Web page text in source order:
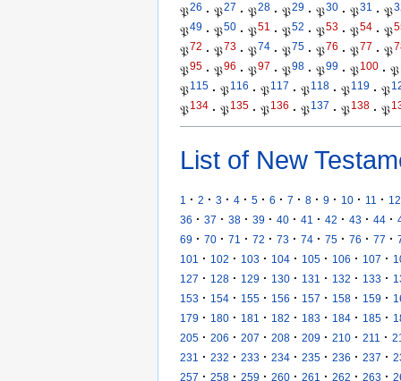
𝔓26 · 𝔓27 · 𝔓28 · 𝔓29 · 𝔓30 · 𝔓31 · 𝔓
𝔓49 · 𝔓50 · 𝔓51 · 𝔓52 · 𝔓53 · 𝔓54 · 𝔓
𝔓72 · 𝔓73 · 𝔓74 · 𝔓75 · 𝔓76 · 𝔓77 · 𝔓
𝔓95 · 𝔓96 · 𝔓97 · 𝔓98 · 𝔓99 · 𝔓100 · 𝔓
𝔓115 · 𝔓116 · 𝔓117 · 𝔓118 · 𝔓119 · 𝔓
𝔓134 · 𝔓135 · 𝔓136 · 𝔓137 · 𝔓138 · 𝔓
List of New
1 · 2 · 3 · 4 · 5 · 6 · 7 · 8 · 9 · 10 · 11 · 12
36 · 37 · 38 · 39 · 40 · 41 · 42 · 43 · 44 ·
69 · 70 · 71 · 72 · 73 · 74 · 75 · 76 · 77 ·
101
· 102 · 103 · 104 · 105 · 106 · 107 ·
127 · 128 · 129 · 130 · 131 · 132 · 133 ·
153 · 154 · 155 · 156 · 157 · 158 · 159 ·
179 · 180 · 181 · 182 · 183 · 184 · 185 ·
205 · 206 · 207 · 208 · 209 · 210 · 211 ·
231
· 232 · 233 · 234 · 235 · 236 · 237 ·
257 · 258 · 259 · 260 · 261 · 262 · 263 ·